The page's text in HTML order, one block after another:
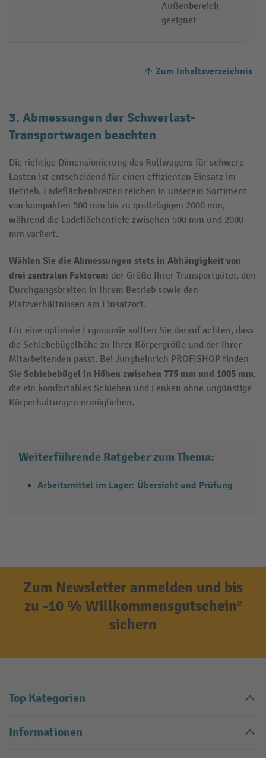
Außenbereich
geeignet
Zum Inhaltsverzeichnis
3. Abmessungen der Schwerlast-
Transportwagen beachten
Die richtige Dimensionierung des Rollwagens für schwere
Lasten ist entscheidend für einen effizienten Einsatz im
Betrieb. Ladeflächenbreiten reichen in unserem Sortiment
von kompakten 500 mm bis zu großzügigen 2000 mm,
während die Ladeflächentiefe zwischen 500 mm und 2000
mm variiert.
Wählen Sie die Abmessungen stets in Abhängigkeit von
drei zentralen Faktoren: der Größe Ihrer Transportgüter, den
Durchgangsbreiten in Ihrem Betrieb sowie den
Platzverhältnissen am Einsatzort.
Für eine optimale Ergonomie sollten Sie darauf achten, dass
die Schiebebügelhöhe zu Ihrer Körpergröße und der Ihrer
Mitarbeitenden passt. Bei Jungheinrich PROFISHOP finden
Sie Schiebebügel in Höhen zwischen 775 mm und 1005 mm,
die ein komfortables Schieben und Lenken ohne ungünstige
Körperhaltungen ermöglichen.
Weiterführende Ratgeber zum Thema:
Arbeitsmittel im Lager: Übersicht und Prüfung
Zum Newsletter anmelden und bis
zu -10 % Willkommensgutschein²
sichern
Top Kategorien
Informationen